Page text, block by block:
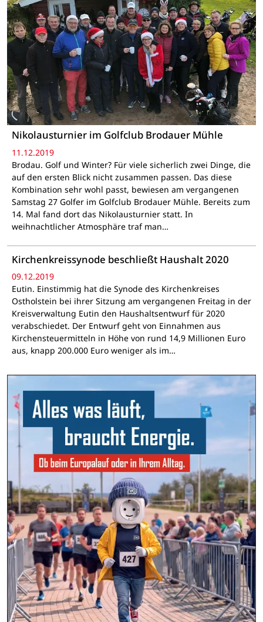
Nikolausturnier im Golfclub Brodauer Mühle
11.12.2019
Brodau. Golf und Winter? Für viele sicherlich zwei Dinge, die
auf den ersten Blick nicht zusammen passen. Das diese
Kombination sehr wohl passt, bewiesen am vergangenen
Samstag 27 Golfer im Golfclub Brodauer Mühle. Bereits zum
14. Mal fand dort das Nikolausturnier statt. In
weihnachtlicher Atmosphäre traf man…
Kirchenkreissynode beschließt Haushalt 2020
09.12.2019
Eutin. Einstimmig hat die Synode des Kirchenkreises
Ostholstein bei ihrer Sitzung am vergangenen Freitag in der
Kreisverwaltung Eutin den Haushaltsentwurf für 2020
verabschiedet. Der Entwurf geht von Einnahmen aus
Kirchensteuermitteln in Höhe von rund 14,9 Millionen Euro
aus, knapp 200.000 Euro weniger als im…